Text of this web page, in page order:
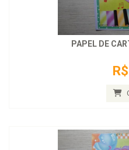
PAPEL DE